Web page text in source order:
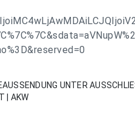
UNTER
| AKW